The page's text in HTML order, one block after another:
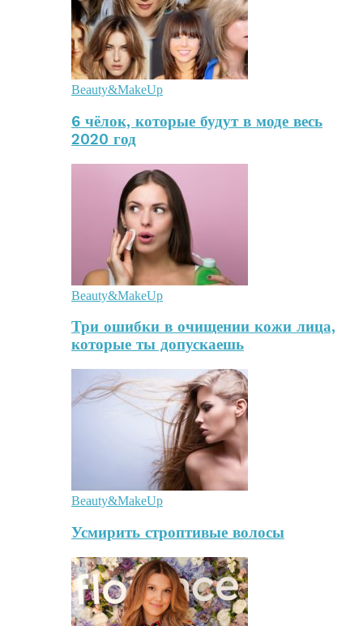
Beauty&MakeUp
6 чёлок, которые будут в моде весь
2020 год
Beauty&MakeUp
Три ошибки в очищении кожи лица,
которые ты допускаешь
Beauty&MakeUp
Усмирить строптивые волосы